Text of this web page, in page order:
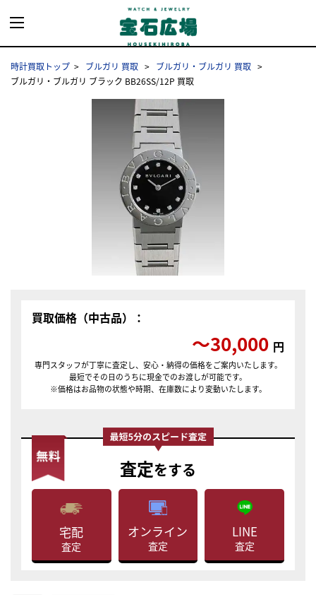
時計買取トップ ブルガリ 買取
ブルガリ・ブルガリ 買取
ブルガリ・ブルガリ ブラック BB26SS/12P 買取
買取価格（中古品）：
〜30,000 円
専門スタッフが丁寧に査定し、安心・納得の価格をご案内いたします。
最短でその日のうちに現金でのお渡しが可能です。
※価格はお品物の状態や時期、在庫数により変動いたします。
査定をする
宅配
査定
オンライン
査定
LINE
査定